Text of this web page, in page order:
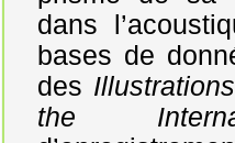
dans
bases de
des
the